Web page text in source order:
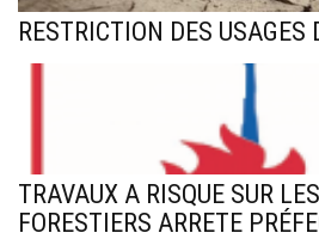
RESTRICTION DES USAGES
TRAVAUX A RISQUE SUR
FORESTIERS ARRETE